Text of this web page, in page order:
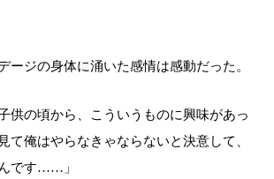
ージの身体に涌いた感情は感動だった。
供の頃から、こういうものに興味があっ
て俺はやらなきゃならないと決意して、
です……」